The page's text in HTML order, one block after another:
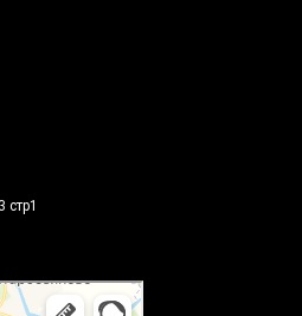
стр1